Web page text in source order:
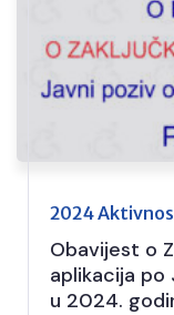
2024
Obavijest o
aplikacija po
u 2024.